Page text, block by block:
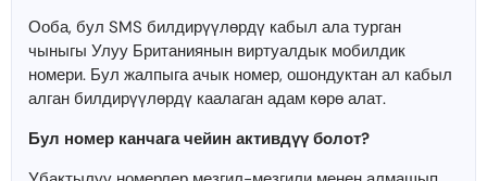
Ооба, бул SMS билдирүүлөрдү кабыл ала турган
чыныгы Улуу Британиянын виртуалдык мобилдик
номери. Бул жалпыга ачык номер, ошондуктан ал кабыл
алган билдирүүлөрдү каалаган адам көрө алат.
Бул номер канчага чейин активдүү болот?